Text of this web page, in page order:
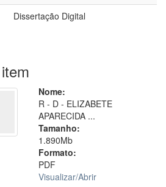
Dissertação Digital
Nome:
R - D - ELIZABETE
APARECIDA ...
Tamanho:
1.890Mb
Formato:
PDF
Visualizar/Abrir